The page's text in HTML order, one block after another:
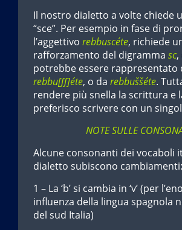
Il nostro dialetto a volte chiede
“sce”. Per esempio in fase di
l’aggettivo rebbuscéte, richiede
rafforzamento del digramma sc,
potrebbe essere rappresentato
rebbu[ʃʃ]éte, o da rebbuššéte.
rendere più snella la scrittura e
preferisco scrivere con un
NOTE SULLE
Alcune consonanti dei vocaboli
dialetto subiscono cambiamenti:
1 – La ‘b’ si cambia in ‘v’ (per
influenza della lingua spagnola
del sud Italia)